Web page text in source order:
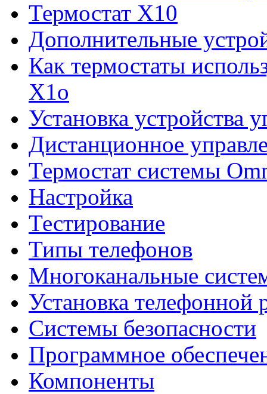
Термостат Х10
Дополнительные
Как термостаты
Х1о
Установка устройства
Дистанционное
Термостат системы
Настройка
Тестирование
Типы телефонов
Многоканальные
Установка телефонной
Системы безопасности
Программное
Компоненты